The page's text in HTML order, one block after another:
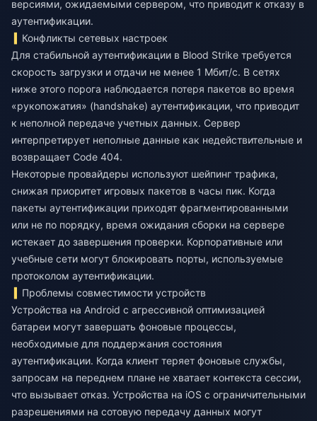
версиями, ожидаемыми сервером, что приводит к отказу в
аутентификации.
Конфликты сетевых настроек
Для стабильной аутентификации в Blood Strike требуется
скорость загрузки и отдачи не менее 1 Мбит/с. В сетях
ниже этого порога наблюдается потеря пакетов во время
«рукопожатия» (handshake) аутентификации, что приводит
к неполной передаче учетных данных. Сервер
интерпретирует неполные данные как недействительные и
возвращает Code 404.
Некоторые провайдеры используют шейпинг трафика,
снижая приоритет игровых пакетов в часы пик. Когда
пакеты аутентификации приходят фрагментированными
или не по порядку, время ожидания сборки на сервере
истекает до завершения проверки. Корпоративные или
учебные сети могут блокировать порты, используемые
протоколом аутентификации.
Проблемы совместимости устройств
Устройства на Android с агрессивной оптимизацией
батареи могут завершать фоновые процессы,
необходимые для поддержания состояния
аутентификации. Когда клиент теряет фоновые службы,
запросам на переднем плане не хватает контекста сессии,
что вызывает отказ. Устройства на iOS с ограничительными
разрешениями на сотовую передачу данных могут